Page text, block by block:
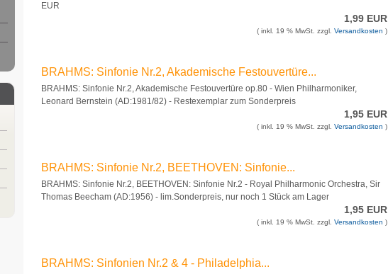
EUR
1,99 EUR
( inkl. 19 % MwSt. zzgl.Versandkosten )
BRAHMS: Sinfonie Nr.2, Akademische Festouvertüre...
BRAHMS: Sinfonie Nr.2, Akademische Festouvertüre op.80 - Wien Philharmoniker,
Leonard Bernstein (AD:1981/82) - Restexemplar zum Sonderpreis
1,95 EUR
( inkl. 19 % MwSt. zzgl.Versandkosten )
BRAHMS: Sinfonie Nr.2, BEETHOVEN: Sinfonie...
BRAHMS: Sinfonie Nr.2, BEETHOVEN: Sinfonie Nr.2 - Royal Philharmonic Orchestra, Sir
Thomas Beecham (AD:1956) - lim.Sonderpreis, nur noch 1 Stück am Lager
1,95 EUR
( inkl. 19 % MwSt. zzgl.Versandkosten )
BRAHMS: Sinfonien Nr.2 & 4 - Philadelphia...